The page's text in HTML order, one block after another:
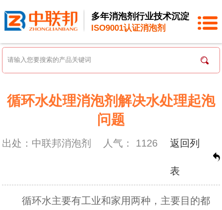
多年消泡剂行业技术沉淀
ISO9001认证消泡剂
循环水处理消泡剂解决水处理起泡
问题
出处：中联邦消泡剂 人气： 1126 返回列
表
循环水主要有工业和家用两种，主要目的都